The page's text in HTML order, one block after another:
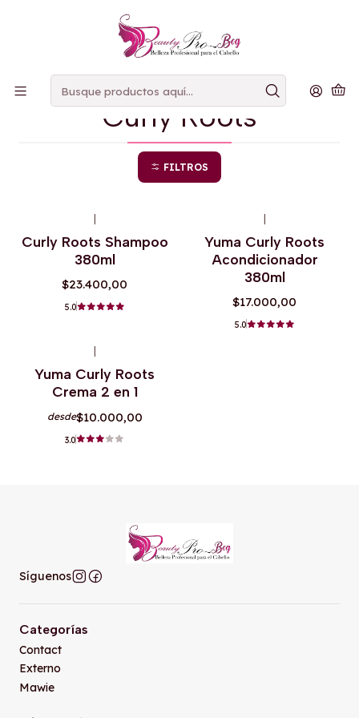
PAGOS
Inicio Curly Roots
Curly Roots
FILTROS
|
Curly Roots Shampoo
380ml
$23.400,00
5.0
|
Yuma Curly Roots
Acondicionador
380ml
$17.000,00
5.0
Yuma Curly Roots
Crema 2 en 1
desde$10.000,00
3.0
Síguenos
Categorías
Contact
Externo
Mawie